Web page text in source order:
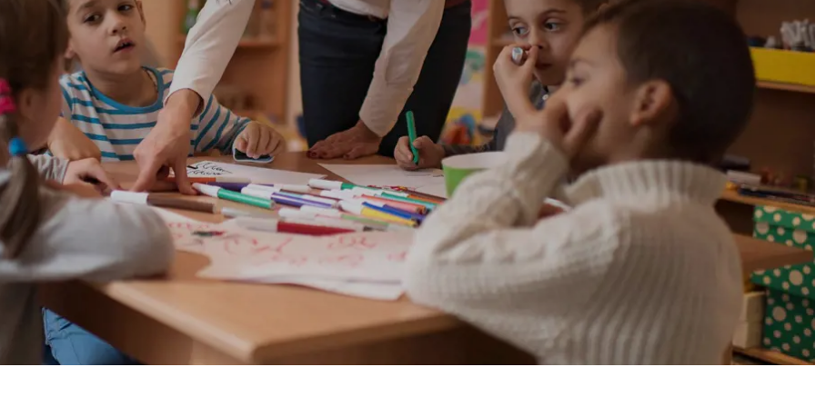
Reykjavik
Riga
San Francisco
Sarajevo
Washington
Tjekkiet
Tyskland
Ungarn
USA